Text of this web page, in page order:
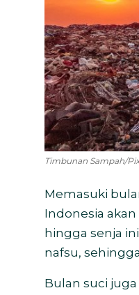
Timbunan Sampah/
Memasuki
Indonesia
hingga senja
nafsu,
Bulan suci